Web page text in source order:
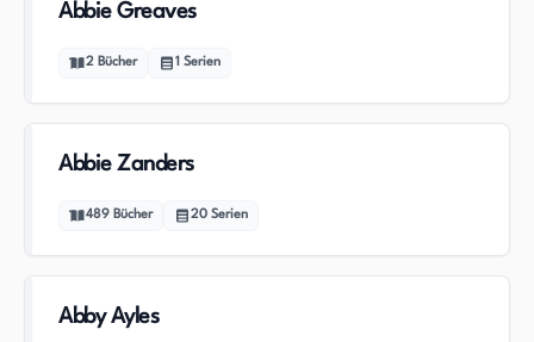
Abbie Greaves
2 Bücher 1 Serien
Abbie Zanders
489 Bücher 20 Serien
Abby Ayles